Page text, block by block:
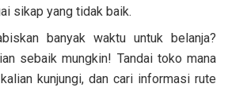
sikap yang tidak baik.
banyak waktu untuk belanja?
sebaik mungkin! Tandai toko mana
kunjungi, dan cari informasi rute